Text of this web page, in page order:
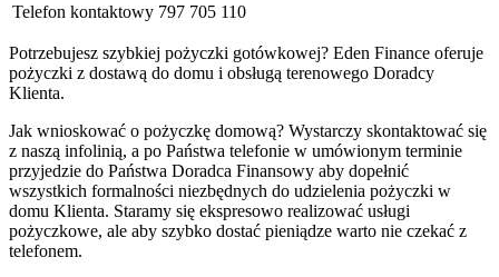
Telefon kontaktowy 797 705 110
Potrzebujesz szybkiej pożyczki gotówkowej? Eden Finance oferuje
pożyczki z dostawą do domu i obsługą terenowego Doradcy
Klienta.
Jak wnioskować o pożyczkę domową? Wystarczy skontaktować się
z naszą infolinią, a po Państwa telefonie w umówionym terminie
przyjedzie do Państwa Doradca Finansowy aby dopełnić
wszystkich formalności niezbędnych do udzielenia pożyczki w
domu Klienta. Staramy się ekspresowo realizować usługi
pożyczkowe, ale aby szybko dostać pieniądze warto nie czekać z
telefonem.